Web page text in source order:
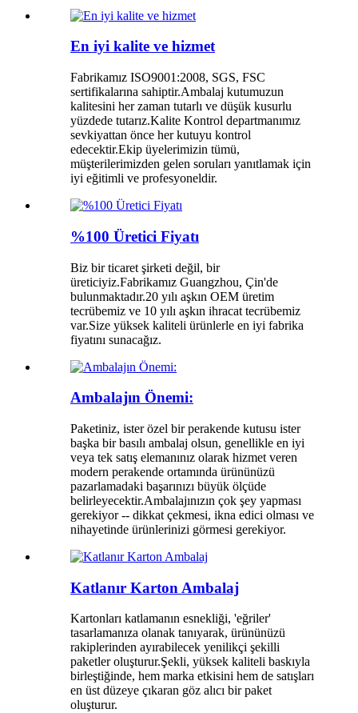
En iyi kalite ve hizmet
Fabrikamız ISO9001:2008, SGS, FSC
sertifikalarına sahiptir.Ambalaj kutumuzun
kalitesini her zaman tutarlı ve düşük kusurlu
yüzdede tutarız.Kalite Kontrol departmanımız
sevkiyattan önce her kutuyu kontrol
edecektir.Ekip üyelerimizin tümü,
müşterilerimizden gelen soruları yanıtlamak için
iyi eğitimli ve profesyoneldir.
%100 Üretici Fiyatı
Biz bir ticaret şirketi değil, bir
üreticiyiz.Fabrikamız Guangzhou, Çin'de
bulunmaktadır.20 yılı aşkın OEM üretim
tecrübemiz ve 10 yılı aşkın ihracat tecrübemiz
var.Size yüksek kaliteli ürünlerle en iyi fabrika
fiyatını sunacağız.
Ambalajın Önemi:
Paketiniz, ister özel bir perakende kutusu ister
başka bir basılı ambalaj olsun, genellikle en iyi
veya tek satış elemanınız olarak hizmet veren
modern perakende ortamında ürününüzü
pazarlamadaki başarınızı büyük ölçüde
belirleyecektir.Ambalajınızın çok şey yapması
gerekiyor -- dikkat çekmesi, ikna edici olması ve
nihayetinde ürünlerinizi görmesi gerekiyor.
Katlanır Karton Ambalaj
Kartonları katlamanın esnekliği, 'eğriler'
tasarlamanıza olanak tanıyarak, ürününüzü
rakiplerinden ayırabilecek yenilikçi şekilli
paketler oluşturur.Şekli, yüksek kaliteli baskıyla
birleştiğinde, hem marka etkisini hem de satışları
en üst düzeye çıkaran göz alıcı bir paket
oluşturur.